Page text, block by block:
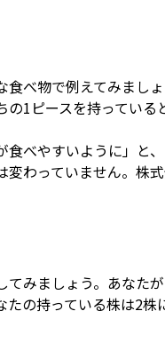
べ物で例えてみまし
1ピースを持っている
べやすいように」と
わっていません。株
みましょう。あなた
たの持っている株は2